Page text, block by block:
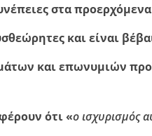
στα
και είναι
και επωνυμιών
ότι «ο ισχυρισμός